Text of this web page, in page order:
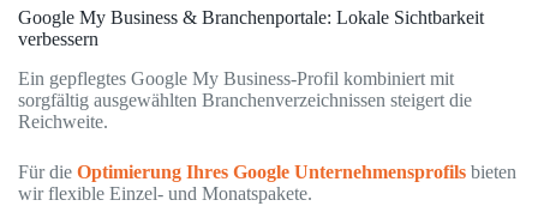
Google My Business & Branchenportale: Lokale Sichtbarkeit
verbessern
Ein gepflegtes Google My Business-Profil kombiniert mit
sorgfältig ausgewählten Branchenverzeichnissen steigert die
Reichweite.
Für die Optimierung Ihres Google Unternehmensprofils bieten
wir flexible Einzel- und Monatspakete.